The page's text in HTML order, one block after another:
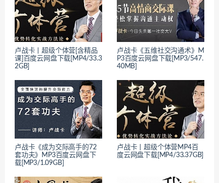
卢战卡丨超级个体营[含精品
课]百度云网盘下载[MP4/33.3
2GB]
卢战卡《五维社交沟通术》M
P3百度云网盘下载[MP3/547.
40MB]
卢战卡《成为交际高手的72
套功夫》MP3百度云网盘下
载[MP3/1.09GB]
卢战卡丨超级个体营MP4百
度云网盘下载[MP4/33.37GB]